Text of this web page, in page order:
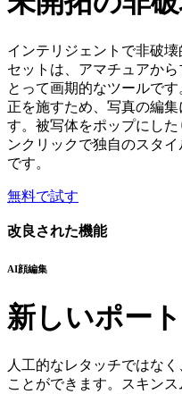
インテリジェントで非破
セットは、アマチュアか
とって画期的なツールで
正を施すため、写真の編
す。被写体をポップにし
ンクリックで独自のスタ
です。
無料で試す
改良された機能
AI顔編集
新しいポー
人工的なレタッチではな
ことができます。スキン